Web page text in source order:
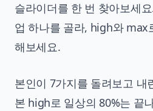
슬라이더를 한 번 찾아보세
업 하나를 골라, high와 max
해보세요.
본인이 7가지를 돌려보고 내
본 high로 일상의 80%는 끝